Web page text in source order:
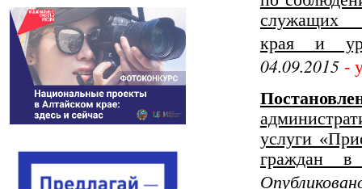
служащих
края и
04.09.2015 -
услуги
граждан